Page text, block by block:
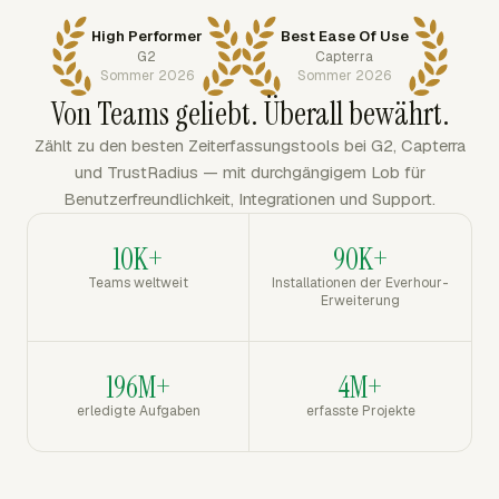
High Performer
G2
Sommer 2026
Best Ease Of Use
Capterra
Sommer 2026
Von Teams geliebt. Überall bewährt.
Zählt zu den besten Zeiterfassungstools bei G2, Capterra
und TrustRadius — mit durchgängigem Lob für
Benutzerfreundlichkeit, Integrationen und Support.
10K+
Teams weltweit
90K+
Installationen der Everhour-
Erweiterung
196M+
erledigte Aufgaben
4M+
erfasste Projekte